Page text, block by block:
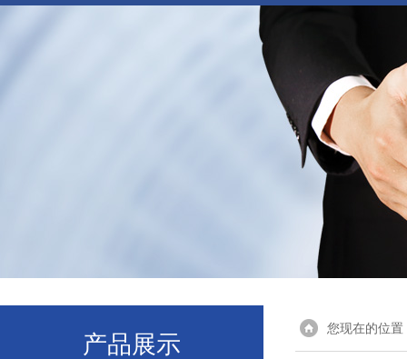
产品展示
您现在的位置